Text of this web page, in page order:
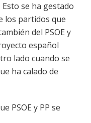
se ha gestado
los partidos que
del PSOE y
español
lado cuando se
ha calado de
PSOE y PP se